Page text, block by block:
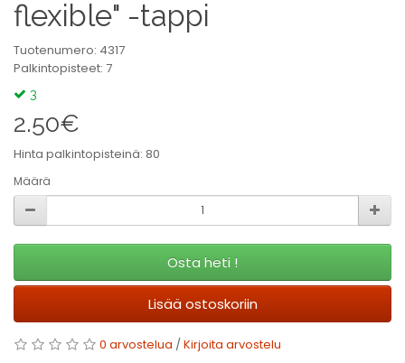
flexible" -tappi
Tuotenumero: 4317
Palkintopisteet: 7
3
2.50€
Hinta palkintopisteinä: 80
Määrä
Osta heti !
Lisää ostoskoriin
0 arvostelua /Kirjoita arvostelu